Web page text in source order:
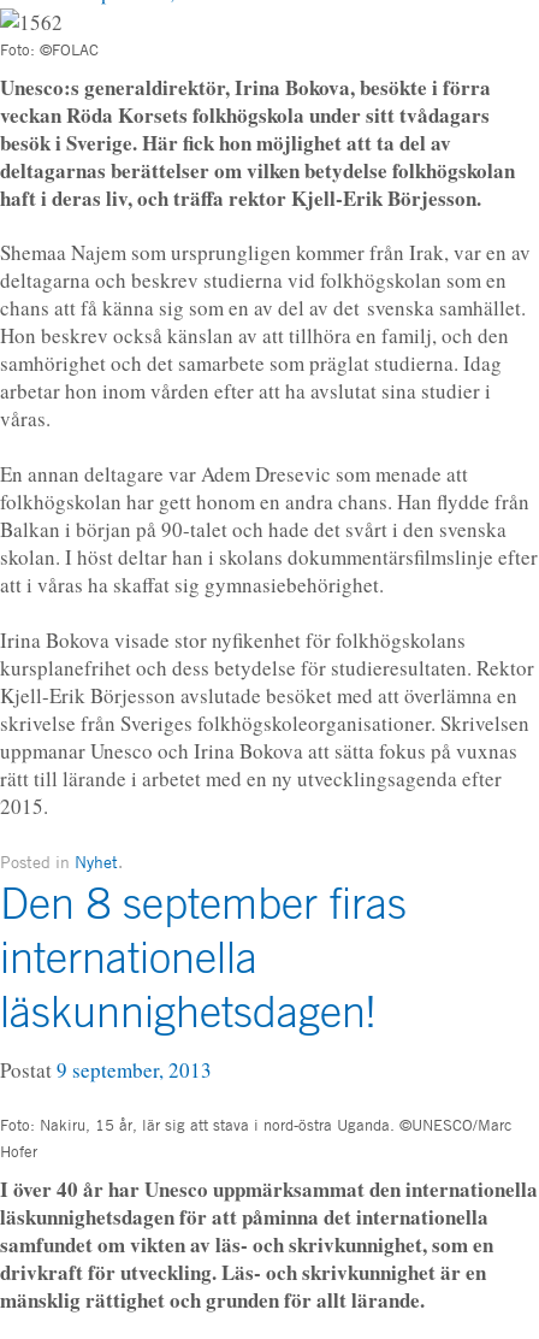
Foto: ©FOLAC
Unesco:s generaldirektör, Irina Bokova, besökte i förra
veckan Röda Korsets folkhögskola under sitt tvådagars
besök i Sverige. Här fick hon möjlighet att ta del av
deltagarnas berättelser om vilken betydelse folkhögskolan
haft i deras liv, och träffa rektor Kjell-Erik Börjesson.
Shemaa Najem som ursprungligen kommer från Irak, var en av
deltagarna och beskrev studierna vid folkhögskolan som en
chans att få känna sig som en av del av det svenska samhället.
Hon beskrev också känslan av att tillhöra en familj, och den
samhörighet och det samarbete som präglat studierna. Idag
arbetar hon inom vården efter att ha avslutat sina studier i
våras.
En annan deltagare var Adem Dresevic som menade att
folkhögskolan har gett honom en andra chans. Han flydde från
Balkan i början på 90-talet och hade det svårt i den svenska
skolan. I höst deltar han i skolans dokummentärsfilmslinje efter
att i våras ha skaffat sig gymnasiebehörighet.
Irina Bokova visade stor nyfikenhet för folkhögskolans
kursplanefrihet och dess betydelse för studieresultaten. Rektor
Kjell-Erik Börjesson avslutade besöket med att överlämna en
skrivelse från Sveriges folkhögskoleorganisationer. Skrivelsen
uppmanar Unesco och Irina Bokova att sätta fokus på vuxnas
rätt till lärande i arbetet med en ny utvecklingsagenda efter
2015.
Posted in Nyhet.
Den 8 september firas
internationella
läskunnighetsdagen!
Postat9 september, 2013
Foto: Nakiru, 15 år, lär sig att stava i nord-östra Uganda. ©UNESCO/Marc
Hofer
I över 40 år har Unesco uppmärksammat den internationella
läskunnighetsdagen för att påminna det internationella
samfundet om vikten av läs- och skrivkunnighet, som en
drivkraft för utveckling. Läs- och skrivkunnighet är en
mänsklig rättighet och grunden för allt lärande.